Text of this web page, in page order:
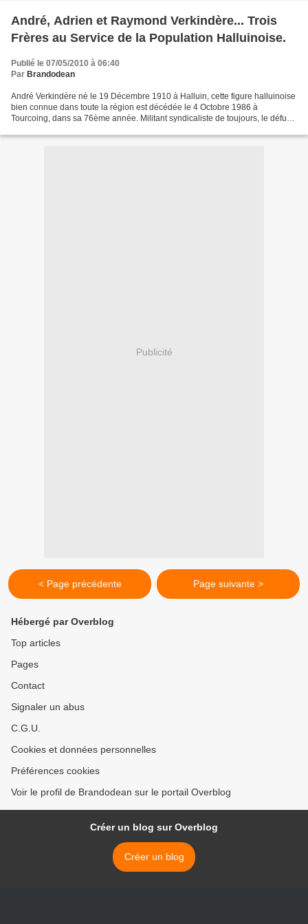
André, Adrien et Raymond Verkindère... Trois
Frères au Service de la Population Halluinoise.
Publié le 07/05/2010 à 06:40
Par Brandodean
André Verkindère né le 19 Décembre 1910 à Halluin, cette figure halluinoise
bien connue dans toute la région est décédée le 4 Octobre 1986 à
Tourcoing, dans sa 76ème année. Militant syndicaliste de toujours, le défunt
Publicité
< Page précédente Page suivante >
Hébergé par Overblog
Top articles
Pages
Contact
Signaler un abus
C.G.U.
Cookies et données personnelles
Préférences cookies
Voir le profil de Brandodean sur le portail Overblog
Créer un blog sur Overblog
Créer un blog